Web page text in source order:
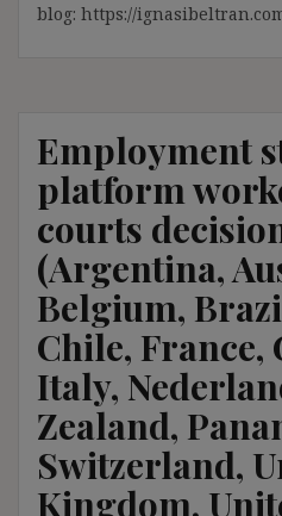
blog: https://
Employment
platform
courts
(Argentina,
Belgium,
Chile, France,
Italy,
Zealand,
Switzerland,
Kingdom,